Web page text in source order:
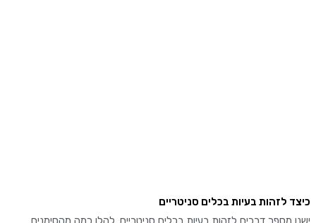
לזהות בעיות בכלים סניטריים